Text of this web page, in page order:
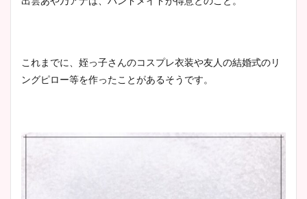
これまでに、姪っ子さんのコスプレ衣装や友人の結婚式のリ
ングピロー等を作ったことがあるそうです。